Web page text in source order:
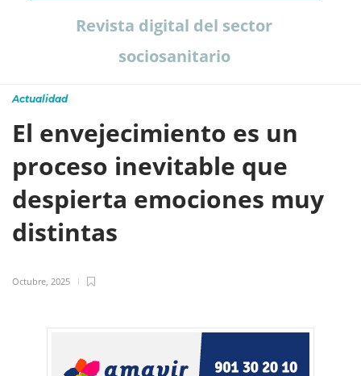
Revista digital del sector
sociosanitario
Actualidad
El envejecimiento es un
proceso inevitable que
despierta emociones muy
distintas
Octubre, 2025